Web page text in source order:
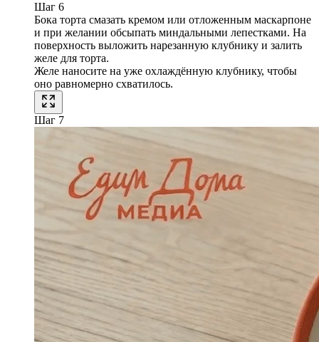
Шаг 6
Бока торта смазать кремом или отложенным маскарпоне
и при желании обсыпать миндальными лепестками. На
поверхность выложить нарезанную клубнику и залить
желе для торта.
Желе наносите на уже охлаждённую клубнику, чтобы
оно равномерно схватилось.
Шаг 7